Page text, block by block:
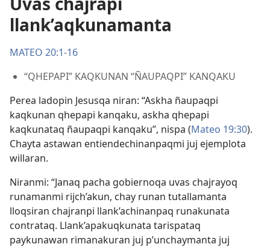
llank’aqkunamanta
MATEO 20:1-16
“QHEPAPI” KAQKUNAN “ÑAUPAQPI” KANQAKU
Perea ladopin Jesusqa niran: “Askha ñaupaqpi
kaqkunan qhepapi kanqaku, askha qhepapi
kaqkunataq ñaupaqpi kanqaku”, nispa (Mateo 19:30).
Chayta astawan entiendechinanpaqmi juj ejemplota
willaran.
Niranmi: “Janaq pacha gobiernoqa uvas chajrayoq
runamanmi rijch’akun, chay runan tutallamanta
lloqsiran chajranpi llank’achinanpaq runakunata
contrataq. Llank’apakuqkunata tarispataq
paykunawan rimanakuran juj p’unchaymanta juj